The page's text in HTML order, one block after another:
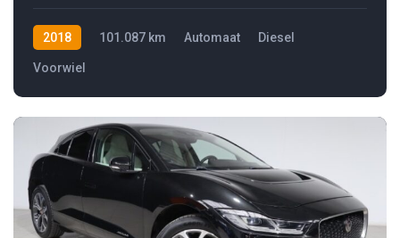
2018 101.087 km Automaat Diesel
Voorwiel